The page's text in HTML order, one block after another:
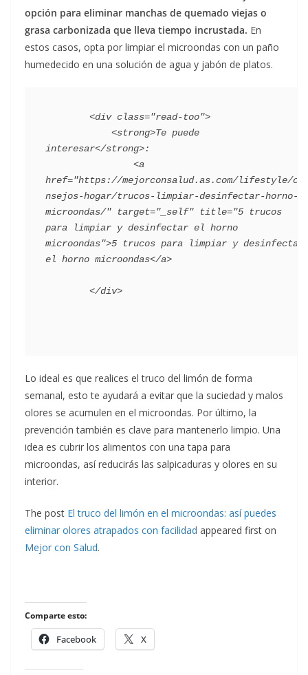
opción para eliminar manchas de quemado viejas o
grasa carbonizada que lleva tiempo incrustada. En
estos casos, opta por limpiar el microondas con un paño
humedecido en una solución de agua y jabón de platos.
interesar</strong>:
href="https://mejorconsalud.as.com/lifestyle/co
nsejos-hogar/trucos-limpiar-desinfectar-horno-
microondas/" target="_self" title="5 trucos
para limpiar y desinfectar el horno
microondas">5 trucos para limpiar y desinfectar
el horno microondas</a>
Lo ideal es que realices el truco del limón de forma
semanal, esto te ayudará a evitar que la suciedad y malos
olores se acumulen en el microondas. Por último, la
prevención también es clave para mantenerlo limpio. Una
idea es cubrir los alimentos con una tapa para
microondas, así reducirás las salpicaduras y olores en su
interior.
The post El truco del limón en el microondas: así puedes
eliminar olores atrapados con facilidad appeared first on
Mejor con Salud.
Comparte esto:
Facebook X